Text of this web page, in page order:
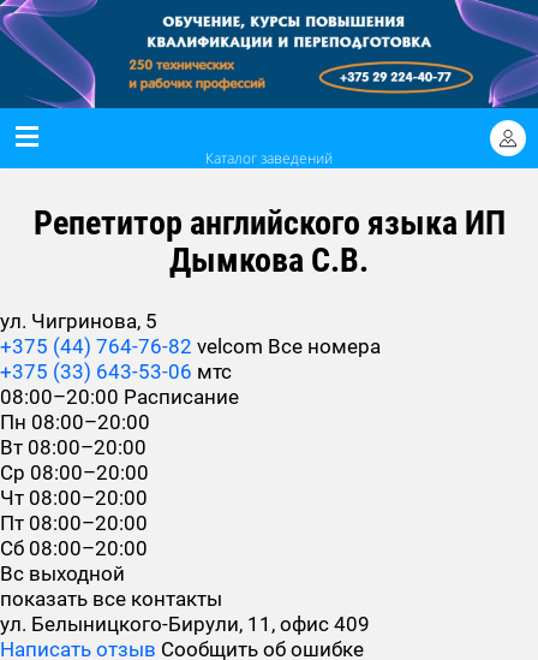
Каталог заведений
Репетитор английского языка ИП
Дымкова С.В.
ул. Чигринова, 5
+375 (44) 764-76-82 velcom Все номера
+375 (33) 643-53-06 мтс
08:00–20:00 Расписание
Пн 08:00–20:00
Вт 08:00–20:00
Ср 08:00–20:00
Чт 08:00–20:00
Пт 08:00–20:00
Сб 08:00–20:00
Вс выходной
показать все контакты
ул. Белыницкого-Бирули, 11, офис 409
Написать отзыв Сообщить об ошибке